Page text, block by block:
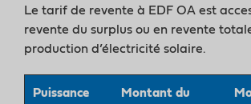
Le tarif de revente à EDF OA est
revente du surplus ou en revente
production d’électricité solaire.
Puissance
Montant du